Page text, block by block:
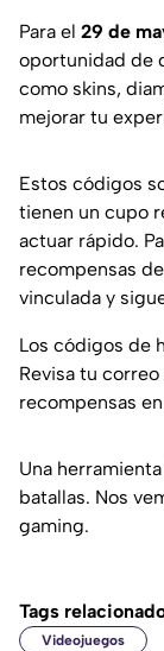
Para el 29 de
oportunidad de
como skins,
mejorar tu
Estos códigos
tienen un cupo
actuar rápido.
recompensas
vinculada y
Los códigos de
Revisa tu
recompensas
Una
batallas. Nos
gaming.
Tags
Videojuegos